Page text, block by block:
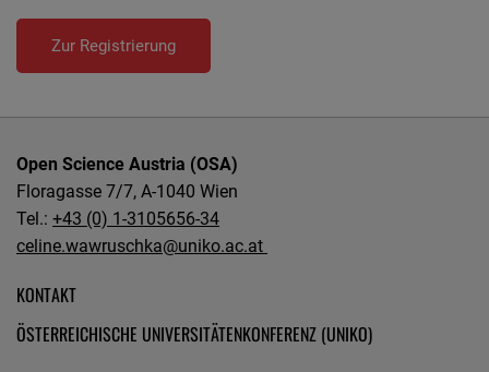
Zur Registrierung
Open Science Austria (OSA)
Floragasse 7/7, A-1040 Wien
Tel.: +43 (0) 1-3105656-34
celine.wawruschka@uniko.ac.at
KONTAKT
ÖSTERREICHISCHE UNIVERSITÄTENKONFERENZ (UNIKO)